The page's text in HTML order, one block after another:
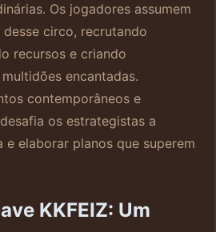
Os jogadores assumem
circo, recrutando
recursos e criando
encantadas.
contemporâneos e
os estrategistas a
e elaborar planos que superem
KKFEIZ: Um